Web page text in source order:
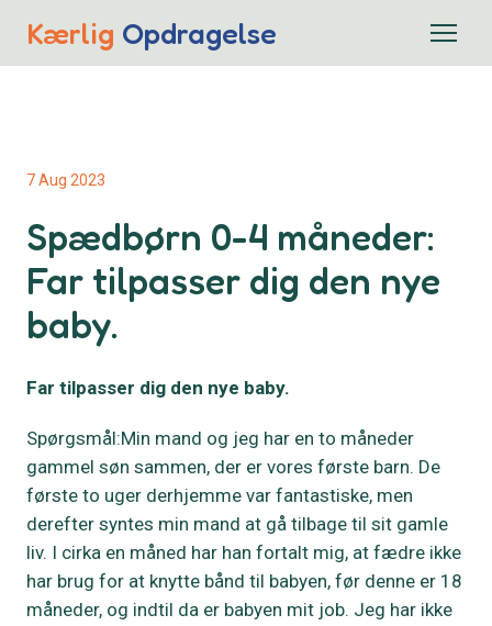
Kærlig Opdragelse
7 Aug 2023
Spædbørn 0-4 måneder:
Far tilpasser dig den nye
baby.
Far tilpasser dig den nye baby.
Spørgsmål:Min mand og jeg har en to måneder
gammel søn sammen, der er vores første barn. De
første to uger derhjemme var fantastiske, men
derefter syntes min mand at gå tilbage til sit gamle
liv. I cirka en måned har han fortalt mig, at fædre ikke
har brug for at knytte bånd til babyen, før denne er 18
måneder, og indtil da er babyen mit job. Jeg har ikke